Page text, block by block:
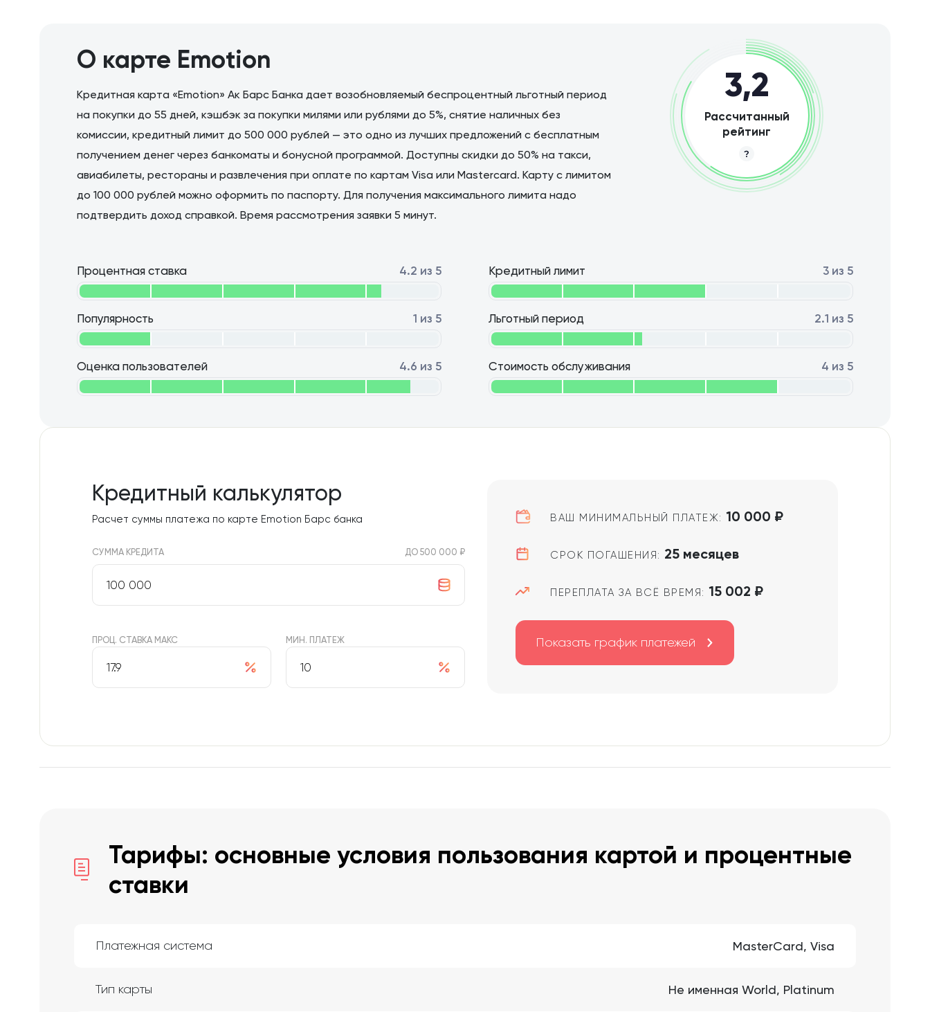
О карте Emotion
Кредитная карта «Emotion» Ак Барс Банка дает возобновляемый беспроцентный льготный период
на покупки до 55 дней, кэшбэк за покупки милями или рублями до 5%, снятие наличных без
комиссии, кредитный лимит до 500 000 рублей — это одно из лучших предложений с бесплатным
получением денег через банкоматы и бонусной программой. Доступны скидки до 50% на такси,
авиабилеты, рестораны и развлечения при оплате по картам Visa или Mastercard. Карту с лимитом
до 100 000 рублей можно оформить по паспорту. Для получения максимального лимита надо
подтвердить доход справкой. Время рассмотрения заявки 5 минут.
Кредитный лимит 3 из 5
Льготный период 2.1 из 5
Стоимость обслуживания 4 из 5
Процентная ставка 4.2 из 5
Популярность 1 из 5
Оценка пользователей 4.6 из 5
3,2
Рассчитанный
рейтинг
Кредитный калькулятор
Расчет суммы платежа по карте Emotion Барс банка
СУММА КРЕДИТА ДО 500 000 ₽
ПРОЦ. СТАВКА МАКС МИН. ПЛАТЕЖ
ВАШ МИНИМАЛЬНЫЙ ПЛАТЕЖ: 10 000 ₽
СРОК ПОГАШЕНИЯ: 25 месяцев
ПЕРЕПЛАТА ЗА ВСЁ ВРЕМЯ: 15 002 ₽
Показать график платежей
Тарифы: основные условия пользования картой и процентные
ставки
Платежная система MasterCard, Visa
Тип карты Не именная World, Platinum